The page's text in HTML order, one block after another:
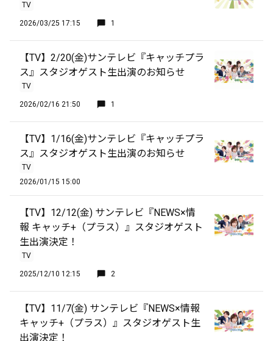
TV
2026/03/25 17:15 1
【TV】2/20(金)サンテレビ『キャッチプラ
ス』スタジオゲスト生出演のお知らせ
TV
2026/02/16 21:50 1
【TV】1/16(金)サンテレビ『キャッチプラ
ス』スタジオゲスト生出演のお知らせ
TV
2026/01/15 15:00
【TV】12/12(金) サンテレビ『NEWS×情
報 キャッチ+（プラス）』スタジオゲスト
生出演決定！
TV
2025/12/10 12:15 2
【TV】11/7(金) サンテレビ『NEWS×情報
キャッチ+（プラス）』スタジオゲスト生
出演決定！